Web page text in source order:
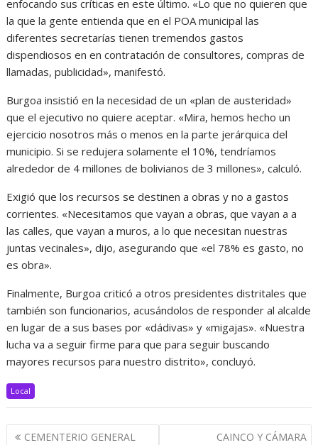
enfocando sus críticas en este último. «Lo que no quieren que
la que la gente entienda que en el POA municipal las
diferentes secretarías tienen tremendos gastos
dispendiosos en en contratación de consultores, compras de
llamadas, publicidad», manifestó.
Burgoa insistió en la necesidad de un «plan de austeridad»
que el ejecutivo no quiere aceptar. «Mira, hemos hecho un
ejercicio nosotros más o menos en la parte jerárquica del
municipio. Si se redujera solamente el 10%, tendríamos
alrededor de 4 millones de bolivianos de 3 millones», calculó.
Exigió que los recursos se destinen a obras y no a gastos
corrientes. «Necesitamos que vayan a obras, que vayan a a
las calles, que vayan a muros, a lo que necesitan nuestras
juntas vecinales», dijo, asegurando que «el 78% es gasto, no
es obra».
Finalmente, Burgoa criticó a otros presidentes distritales que
también son funcionarios, acusándolos de responder al alcalde
en lugar de a sus bases por «dádivas» y «migajas». «Nuestra
lucha va a seguir firme para que para seguir buscando
mayores recursos para nuestro distrito», concluyó.
Local
Navegación
CEMENTERIO GENERAL
CAINCO Y CÁMARA